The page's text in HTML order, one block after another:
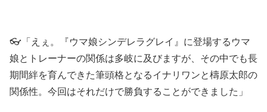
👓「えぇ。『ウマ娘シンデレラグレイ』に登場するウマ
娘とトレーナーの関係は多岐に及びますが、その中でも長
期間絆を育んできた筆頭格となるイナリワンと檮原太郎の
関係性。今回はそれだけで勝負することができました」